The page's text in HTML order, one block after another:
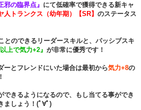
邪の臨界点』 にて低確率で獲得できる新キャ
人トランクス（幼年期）【SR】 のステータス
とのできるリーダースキルと、パッシブスキ
上で気力+2』 が非常に優秀です！
ーとフレンドにいた場合は最初から気力+8の
できるようになるので、もし当てる事ができ
ましょう！(ﾟ∀ﾟ)